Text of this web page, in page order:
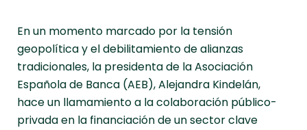
En un momento marcado por la tensión
geopolítica y el debilitamiento de alianzas
tradicionales, la presidenta de la Asociación
Española de Banca (AEB), Alejandra Kindelán,
hace un llamamiento a la colaboración público-
privada en la financiación de un sector clave